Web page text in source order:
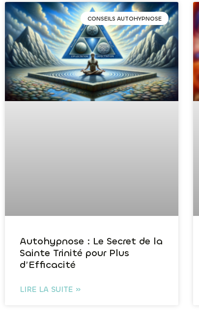
CONSEILS AUTOHYPNOSE
Autohypnose : Le Secret de la
Sainte Trinité pour Plus
d’Efficacité
LIRE LA SUITE »